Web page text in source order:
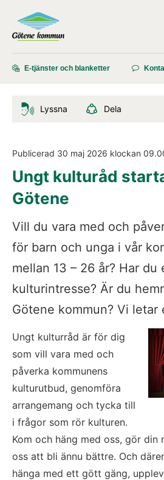
E-tjänster och blanketter
Lyssna Dela
Publicerad 30 maj 2026 klockan
Ungt kulturåd
Götene
Vill du vara med och
för barn och unga i vår
mellan 13 – 26 år? Har du
kulturintresse? Är du
Götene kommun? Vi letar
Ungt kulturråd är för dig
som vill vara med och
påverka kommunens
kulturutbud, genomföra
arrangemang och tycka till
i frågor som rör kulturen.
Kom och häng med oss, gör din
oss att bli ännu bättre. Och
hänga med ett gött gäng,